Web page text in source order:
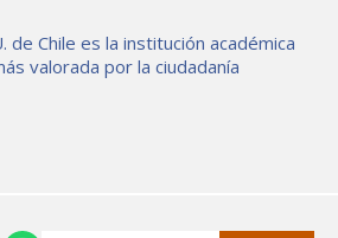
de Chile es la institución académica
valorada por la ciudadanía